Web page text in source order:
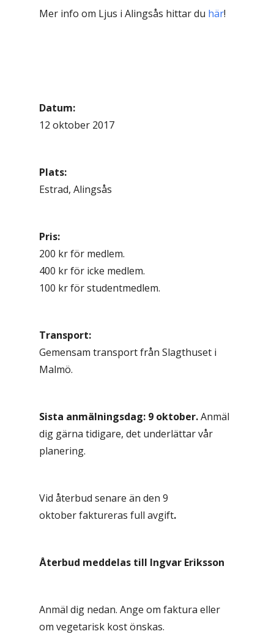
Mer info om Ljus i Alingsås hittar du här!
Datum:
12 oktober 2017
Plats:
Estrad, Alingsås
Pris:
200 kr för medlem.
400 kr för icke medlem.
100 kr för studentmedlem.
Transport:
Gemensam transport från Slagthuset i
Malmö.
Sista anmälningsdag: 9 oktober.Anmäl
dig gärna tidigare, det underlättar vår
planering.
Vid återbud senare än den 9
oktoberfaktureras full avgift.
Återbud meddelas till Ingvar Eriksson
Anmäl dig nedan. Ange om faktura eller
om vegetarisk kost önskas.